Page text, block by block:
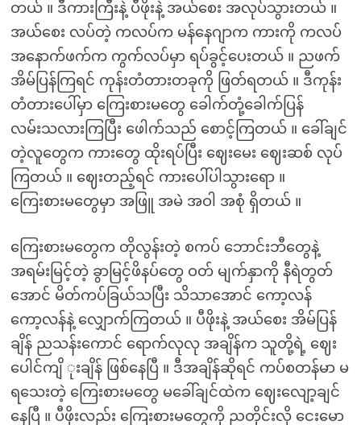
တယ် ။ ဒီကားကြီးနဲ့ ပီဖိုးနဲ့ အယ်စေး အလုပ်သွားတယ် ။
အယ်စေး လပ်တဲ့ ကလပ်က မန်နေဂျာက ကားကို ကလပ်
အနောက်ဖက်က ကွက်လပ်မှာ ရပ်ခွင့်ပေးတယ် ။ ညဖက်
အိမ်ပြန်ကြရင် ကုန်းတံတားတခုကို ဖြတ်ရတယ် ။ ဒီကုန်း
တံတားပေါ်မှာ ကြေးစားမတွေ ခေါက်တုံ့ခေါက်ပြန်
လမ်းသလားကြပြီး ဖေါက်သည် စောင့်ကြတယ် ။ ခေါ်ချင်
တဲ့လူတွေက ကားတွေ ထိုးရပ်ပြီး ဈေးမေး ဈေးဆစ် လုပ်
ကြတယ် ။ ဈေးတည့်ရင် ကားပေါ်ပါသွားရော ။
ကြေးစားမတွေမှာ အဖြူ အမဲ အဝါ အစုံ ရှိတယ် ။
ကြေးစားမတွေက တိုလွန်းတဲ့ စကပ် ဘောင်းဘီတွေနဲ့
အရမ်းမြင့်တဲ့ ခွာမြင့်ဖိနပ်တွေ ဝတ် မျက်နှာကို နီရဲတွတ်
အောင် မိတ်ကပ်ခြယ်သပြီး သိသာအောင် ကော့လန်
ကော့လန်နဲ့ လျှောက်ကြတယ် ။ ပီဖိုးနဲ့ အယ်စေး အိမ်ပြန်
ချိန် ညသန်းကောင် ရောက်လုလု အချိန်က သူတို့ရဲ့ ဈေး
ပေါင်ကျိ ုးချိန် ဖြစ်နေပြီ ။ ဒီအချိန်ဆိုရင် ကပ်စတန်မာ မ
ရသေးတဲ့ ကြေးစားမတွေ မခေါ်ချင်ထဲက ဈေးလျော့ချင်
နေပြီ ။ ပီဖိုးလည်း ကြေးစားမတွေကို ညတိုင်းလို ငေးမော